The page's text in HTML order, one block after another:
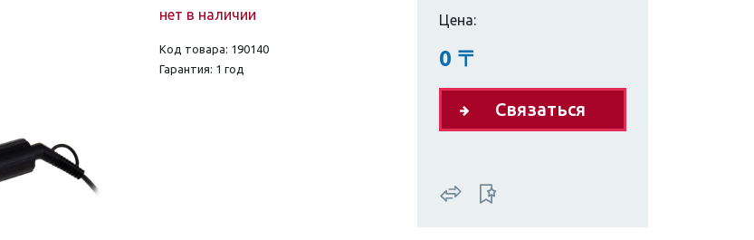
нет в наличии
Код товара: 190140
Гарантия: 1 год
Цена:
0 〒
Связаться